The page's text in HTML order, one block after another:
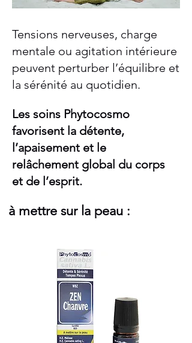
Tensions nerveuses, charge
mentale ou agitation intérieure
peuvent perturber l’équilibre et
la sérénité au quotidien.
Les soins Phytocosmo
favorisent la détente,
l’apaisement et le
relâchement global du corps
et de l’esprit.
à mettre sur la peau :